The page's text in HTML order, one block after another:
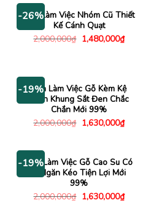
-26%
Bàn Làm Việc Nhóm Cũ Thiết
Kế Cánh Quạt
2,000,000₫ Giá
gốc
1,480,000₫Giá
hiện
-19%Bàn Làm Việc Gỗ Kèm Kệ
Sách Khung Sắt Đen Chắc
Chắn Mới 99%
2,000,000₫ Giá
gốc
1,630,000₫Giá
hiện
-19%
Bàn Làm Việc Gỗ Cao Su Có
3 Ngăn Kéo Tiện Lợi Mới
99%
2,000,000₫ Giá
gốc
1,630,000₫Giá
hiện